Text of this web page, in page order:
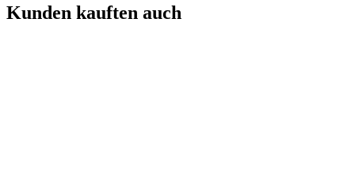
Kunden kauften auch